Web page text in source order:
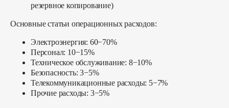
резервное копирование)
Основные статьи операционных расходов:
Электроэнергия: 60−70%
Персонал: 10−15%
Техническое обслуживание: 8−10%
Безопасность: 3−5%
Телекоммуникационные расходы: 5−7%
Прочие расходы: 3−5%